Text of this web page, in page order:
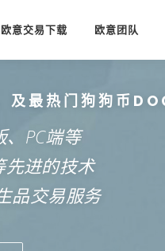
欧意交易下载 欧意团队
最热门狗狗币
、PC端等
先进的技术
品交易服务